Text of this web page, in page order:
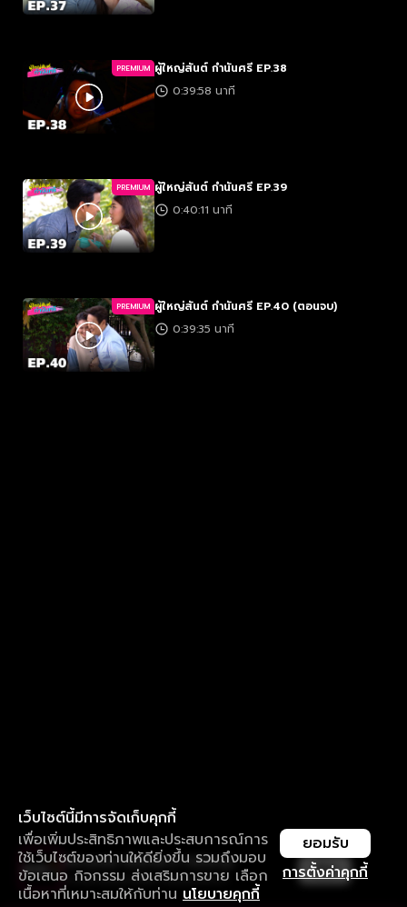
PREMIUM ผู้ใหญ่สันต์ กำนันศรี EP.38
0:39:58 นาที
PREMIUM ผู้ใหญ่สันต์ กำนันศรี EP.39
0:40:11 นาที
PREMIUM ผู้ใหญ่สันต์ กำนันศรี EP.40 (ตอนจบ)
0:39:35 นาที
เว็บไซต์นี้มีการจัดเก็บคุกกี้
เพื่อเพิ่มประสิทธิภาพและประสบการณ์การ
ใช้เว็บไซต์ของท่านให้ดียิ่งขึ้น รวมถึงมอบ
ข้อเสนอ กิจกรรม ส่งเสริมการขาย เลือก
เนื้อหาที่เหมาะสมให้กับท่าน นโยบายคุกกี้
การตั้งค่าคุกกี้
ยอมรับ
ใช้งานแอป ลื่นไหลกว่า ไม่มีสะดุด
ดาวน์โหลดแอปเพื่อการรับชมที่ดีกว่า เปิด